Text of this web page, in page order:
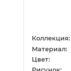
Коллекция:
Материал:
Цвет: